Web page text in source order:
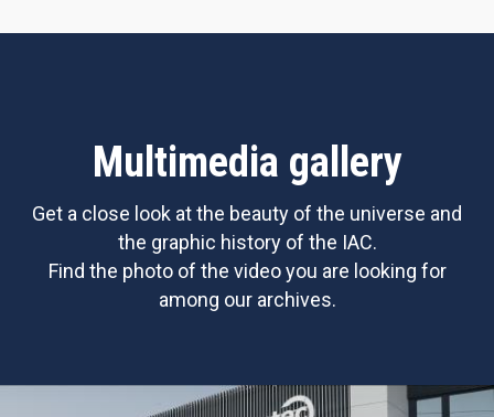
Multimedia gallery
Get a close look at the beauty of the universe and
the graphic history of the IAC.
Find the photo of the video you are looking for
among our archives.